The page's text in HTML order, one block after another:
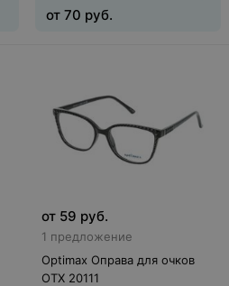
от 70 руб.
от 59 руб.
1 предложение
Optimax Оправа для очков
OTX 20111